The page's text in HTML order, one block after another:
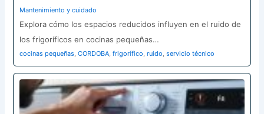
Mantenimiento y cuidado
Explora cómo los espacios reducidos influyen en el ruido de
los frigoríficos en cocinas pequeñas…
cocinas pequeñas,CORDOBA,frigorífico,ruido,servicio técnico